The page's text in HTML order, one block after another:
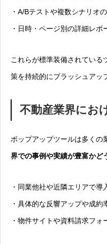
・A/Bテストや複数シナリオ
・日時・ページ別の詳細レ
これらが標準装備されている
策を持続的にブラッシュアッ
不動産業界にお
ポップアップツールは多くの
界での事例や実績が豊富かど
・同業他社や近隣エリアで導
・具体的な反響アップや成
・物件サイトや資料請求フォ